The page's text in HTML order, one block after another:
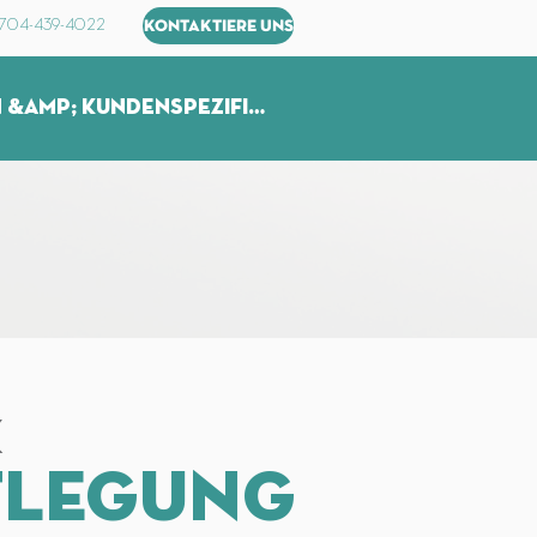
704-439-4022 KONTAKTIERE UNS
Produktion &amp; kundenspezifische Glaswaren